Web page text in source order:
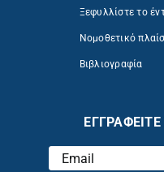
Ξεφυλλίστε το
Νομοθετικό
Βιβλιογραφία
ΕΓΓΡΑΦΕΙΤΕ